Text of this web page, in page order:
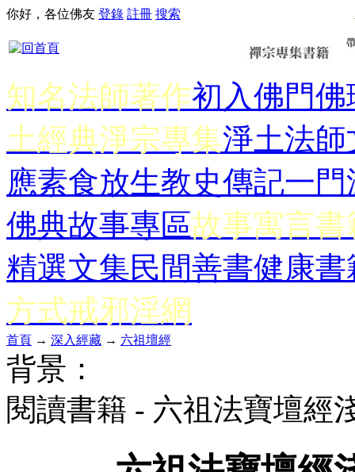
你好，各位佛友 登錄 註冊 搜索
知名法師著作初入佛門佛
土經典淨宗專集淨土法師
應素食放生教史傳記一門
佛典故事專區故事寓言書
精選文集民間善書健康書
方式戒邪淫網
首頁 → 深入經藏 → 六祖壇經
背景：
閱讀書籍 - 六祖法寶壇